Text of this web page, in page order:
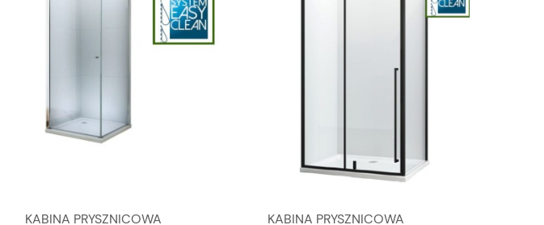
KABINA PRYSZNICOWA
KABINA PRYSZNICOWA